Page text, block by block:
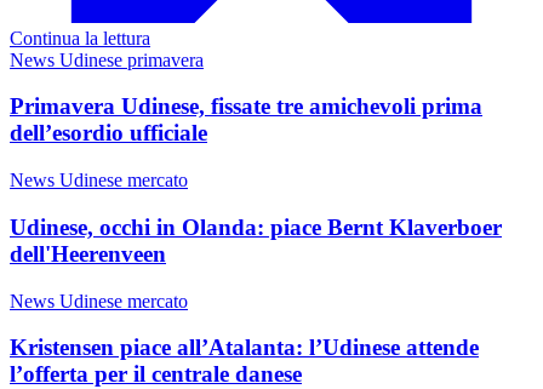
Continua la lettura
News Udinese primavera
Primavera Udinese, fissate tre amichevoli prima
dell’esordio ufficiale
News Udinese mercato
Udinese, occhi in Olanda: piace Bernt Klaverboer
dell'Heerenveen
News Udinese mercato
Kristensen piace all’Atalanta: l’Udinese attende
l’offerta per il centrale danese